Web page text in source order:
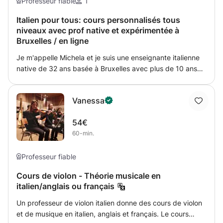
utilisant matériels didactique authentiques comme articles
de journal, pages de romans, scènes de film, textes de
chansons et de nombreaux autres.
Italien pour tous: cours personnalisés tous
niveaux avec prof native et expérimentée à
Bruxelles / en ligne
Je m'appelle Michela et je suis une enseignante italienne
native de 32 ans basée à Bruxelles avec plus de 10 ans
italiens et étrangers. Je suis également philologue et je
parle couramment anglais et français, ce qui m’aide à
clarifier les doutes de mes élèves. A travers les années j'ai
accumulé plus de 15 000 heures d’enseignement, entre
établissements internationaux à Bruxelles (depuis
universitaires suivants : • Master en enseignement de la
langue et de la culture italiennes aux étrangers, Università
Ca’ Foscari di Venezia • Master en littérature, philologie et
linguistique italiennes, avec mention (note finale : 110 cum
Vanessa
54€
60-min.
Professeur fiable
Cours de violon - Théorie musicale en
italien/anglais ou français
Un professeur de violon italien donne des cours de violon
et de musique en italien, anglais et français. Le cours